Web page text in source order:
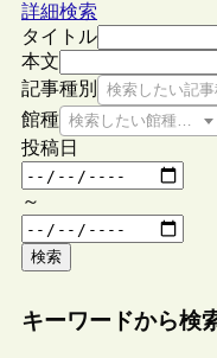
詳細検索
タイトル
本文
記事種別
検索したい記
館種 検索したい館種を選
投稿日
～
検索
キーワードから検